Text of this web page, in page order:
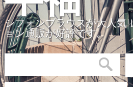
シフォンブラウスが大人気
ョン通販が好評です。
検索: